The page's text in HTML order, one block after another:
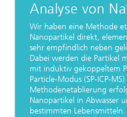
Analyse von
Wir haben eine Methode
Nanopartikel direkt,
sehr empfindlich neben
Dabei werden die Partikel
mit induktiv gekoppeltem
Particle-Modus (SP-ICP-
Methodenetablierung
Nanopartikel in Abwasser
bestimmten Lebensmitteln.